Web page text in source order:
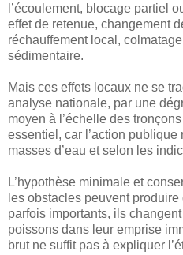
l’écoulement, blocage partiel
effet de retenue, changement
réchauffement local,
sédimentaire.
Mais ces effets locaux ne se
analyse nationale, par une
moyen à l’échelle des
essentiel, car l’action
masses d’eau et selon les
L’hypothèse minimale et
les obstacles peuvent
parfois importants, ils
poissons dans leur emprise
brut ne suffit pas à expliquer